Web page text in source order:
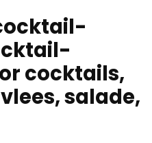
cocktails,
salade,